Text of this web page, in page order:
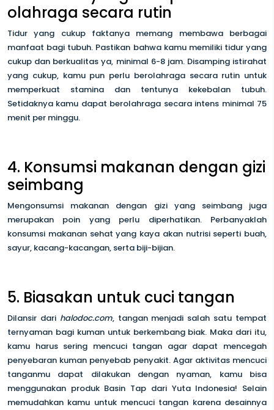
olahraga secara rutin
Tidur yang cukup faktanya memang membawa berbagai
manfaat bagi tubuh. Pastikan bahwa kamu memiliki tidur yang
cukup dan berkualitas ya, minimal 6-8 jam. Disamping istirahat
yang cukup, kamu pun perlu berolahraga secara rutin untuk
memperkuat stamina dan tentunya kekebalan tubuh.
Setidaknya kamu dapat berolahraga secara intens minimal 75
menit per minggu.
4. Konsumsi makanan dengan gizi
seimbang
Mengonsumsi makanan dengan gizi yang seimbang juga
merupakan poin yang perlu diperhatikan. Perbanyaklah
konsumsi makanan sehat yang kaya akan nutrisi seperti buah,
sayur, kacang-kacangan, serta biji-bijian.
5. Biasakan untuk cuci tangan
Dilansir dari halodoc.com, tangan menjadi salah satu tempat
ternyaman bagi kuman untuk berkembang biak. Maka dari itu,
kamu harus sering mencuci tangan agar dapat mencegah
penyebaran kuman penyebab penyakit. Agar aktivitas mencuci
tanganmu dapat dilakukan dengan nyaman, kamu bisa
menggunakan produk Basin Tap dari Yuta Indonesia! Selain
memudahkan kamu untuk mencuci tangan karena desainnya